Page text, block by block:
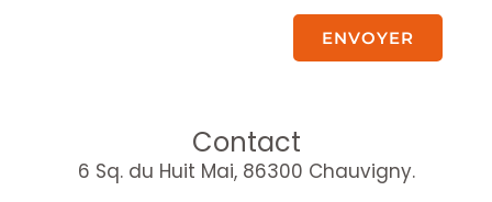
ENVOYER
Contact
6 Sq. du Huit Mai, 86300 Chauvigny.